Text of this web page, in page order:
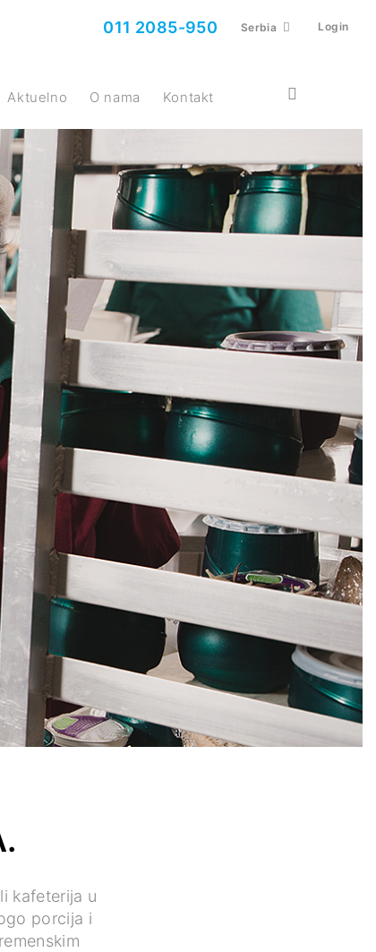
011 2085-950 Serbia Login
Aktuelno O nama Kontakt
kafeterija u
porcija i